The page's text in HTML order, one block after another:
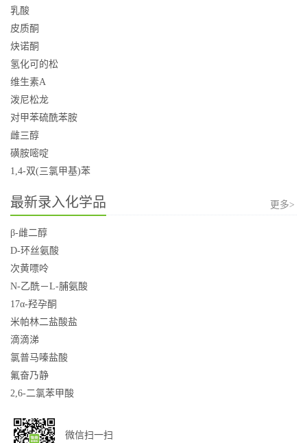
乳酸
皮质酮
炔诺酮
氢化可的松
维生素A
泼尼松龙
对甲苯硫酰苯胺
雌三醇
磺胺嘧啶
1,4-双(三氯甲基)苯
最新录入化学品 更多>
β-雌二醇
D-环丝氨酸
次黄嘌呤
N-乙酰－L-脯氨酸
17α-羟孕酮
米帕林二盐酸盐
滴滴涕
氯普马嗪盐酸
氟奋乃静
2,6-二氯苯甲酸
微信扫一扫